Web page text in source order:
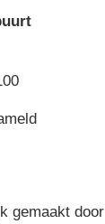
gemaakt door